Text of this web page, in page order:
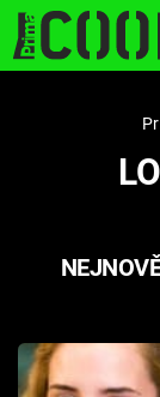
Filmy